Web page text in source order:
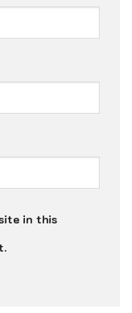
in this